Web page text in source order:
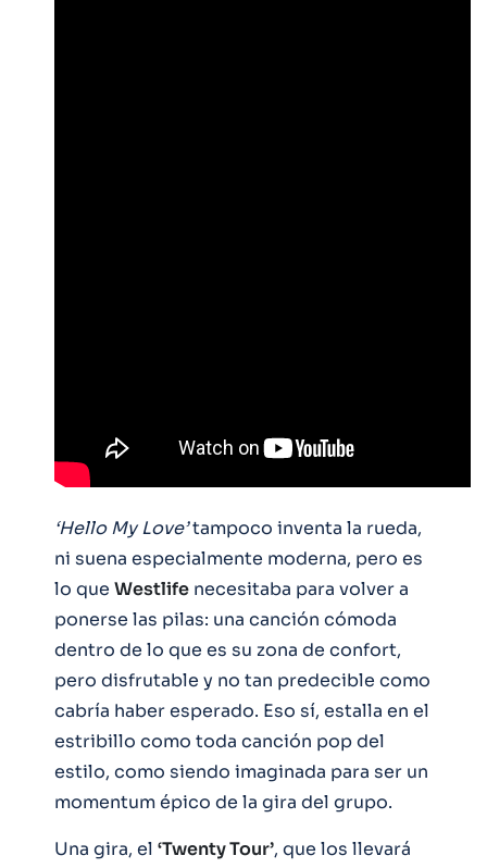
‘Hello My Love’tampoco inventa la rueda,
ni suena especialmente moderna, pero es
lo que Westlife necesitaba para volver a
ponerse las pilas: una canción cómoda
dentro de lo que es su zona de confort,
pero disfrutable y no tan predecible como
cabría haber esperado. Eso sí, estalla en el
estribillo como toda canción pop del
estilo, como siendo imaginada para ser un
momentum épico de la gira del grupo.
Una gira, el ‘Twenty Tour’, que los llevará